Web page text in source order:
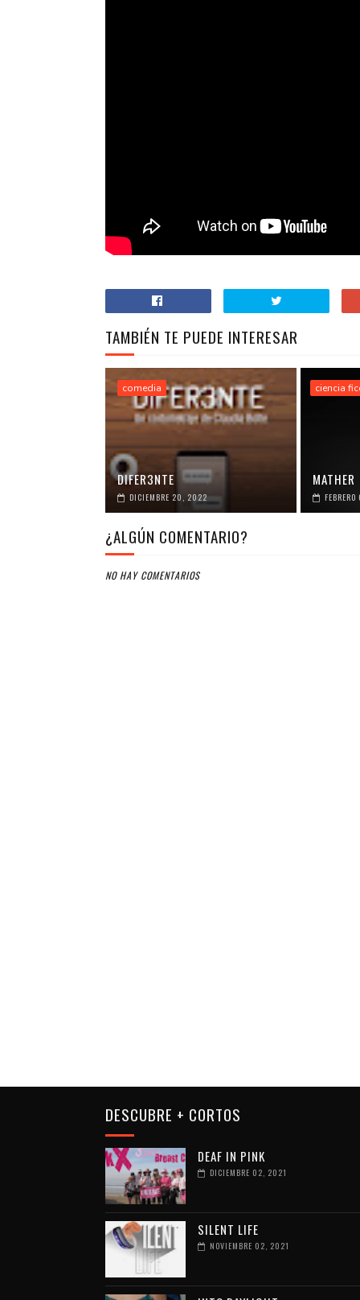
TAMBIÉN TE PUEDE INTERESAR
comedia
DIFER3NTE
DICIEMBRE 20, 2022
ciencia
MATHER
¿ALGÚN COMENTARIO?
NO HAY COMENTARIOS
DESCUBRE + CORTOS
DEAF IN PINK
DICIEMBRE 02, 2021
SILENT LIFE
NOVIEMBRE 02, 2021